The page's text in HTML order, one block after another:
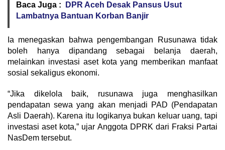
Baca Juga :
DPR Aceh Desak Pansus Usut
Lambatnya Bantuan Korban Banjir
Ia menegaskan bahwa pengembangan Rusunawa tidak
boleh hanya dipandang sebagai belanja daerah,
melainkan investasi aset kota yang memberikan manfaat
sosial sekaligus ekonomi.
“Jika dikelola baik, rusunawa juga menghasilkan
pendapatan sewa yang akan menjadi PAD (Pendapatan
Asli Daerah). Karena itu logikanya bukan keluar uang, tapi
investasi aset kota,” ujar Anggota DPRK dari Fraksi Partai
NasDem tersebut.